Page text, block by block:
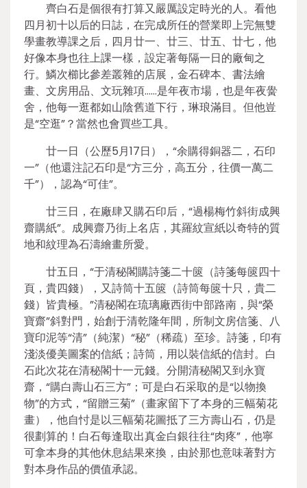
齊白石是個很有打算又嚴厲設定時光的人。看他
四月初十以后的日誌，在完成所任的營業即上完無雙
學畫教導課之后，四月廿一、廿三、廿五、廿七，他
好像本身也往上課一樣，設定著每隔一日的廠甸之
行。鱗次櫛比參差叢雜的店展，金石碑本、書法繪
畫、文房用品、文玩雜項……是年夜市場，也是年夜黌
舍，他每一逛都如山陰舊道下行，琳琅滿目。但他豈
是“空逛”？當然也會買些工具。
廿一日（公歷5月17日），“余購得銅器二，石印
一”（他還注記石印是“方三分，高五分，往價一萬二
千”），認為“可佳”。
廿三日，在廠肆又購石印后，“過楊梅竹斜街成興
齋購紙”。成興齋乃街上名店，其羅紋宣紙以奇特的質
地和紋理為石濤繪畫所愛。
廿五日，“于清秘閣購詩箋二十篋（詩箋每篋四十
頁，貴四錢），又詩筒十五篋（詩筒每篋十只，貴二
錢）皆貴極。”清秘閣在琉璃廠西街中部路南，與“榮
寶齋”斜對門，始創于清乾隆年間，所制文房信箋、八
寶印泥等“清”（純潔）“秘”（稀疏）至珍。詩箋，印有
淺淡優美圖案的信紙；詩筒，用以裝信紙的信封。白
石此次花在清秘閣十一元錢。分開清秘閣又到永寶
齋，“購白壽山石三方”；可是白石采取的是“以物換
物”的方式，“留贈三菊”（畫家留下了本身的三幅菊花
畫），他自忖是以三幅菊花圖抵了三方壽山石，仍是
很劃算的！白石每逢取出真金白銀往往“肉疼”，他寧
可拿本身的其他休息結果來換，由於那也意味著對方
對本身作品的價值承認。